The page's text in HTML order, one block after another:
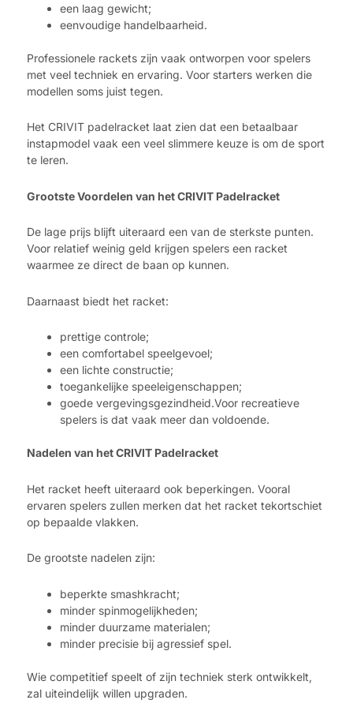
een laag gewicht;
eenvoudige handelbaarheid.
Professionele rackets zijn vaak ontworpen voor spelers
met veel techniek en ervaring. Voor starters werken die
modellen soms juist tegen.
Het CRIVIT padelracket laat zien dat een betaalbaar
instapmodel vaak een veel slimmere keuze is om de sport
te leren.
Grootste Voordelen van het CRIVIT Padelracket
De lage prijs blijft uiteraard een van de sterkste punten.
Voor relatief weinig geld krijgen spelers een racket
waarmee ze direct de baan op kunnen.
Daarnaast biedt het racket:
prettige controle;
een comfortabel speelgevoel;
een lichte constructie;
toegankelijke speeleigenschappen;
goede vergevingsgezindheid.Voor recreatieve
spelers is dat vaak meer dan voldoende.
Nadelen van het CRIVIT Padelracket
Het racket heeft uiteraard ook beperkingen. Vooral
ervaren spelers zullen merken dat het racket tekortschiet
op bepaalde vlakken.
De grootste nadelen zijn:
beperkte smashkracht;
minder spinmogelijkheden;
minder duurzame materialen;
minder precisie bij agressief spel.
Wie competitief speelt of zijn techniek sterk ontwikkelt,
zal uiteindelijk willen upgraden.